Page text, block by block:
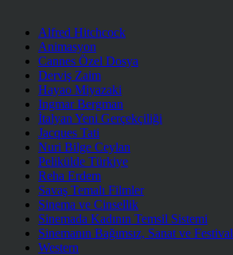
Alfred Hitchcock
Animasyon
Cannes Özel Dosya
Derviş Zaim
Hayao Miyazaki
Ingmar Bergman
İtalyan Yeni Gerçekçiliği
Jacques Tati
Nuri Bilge Ceylan
Pelikülde Türkiye
Reha Erdem
Savaş Temalı Filmler
Sinema ve Cinsellik
Sinemada Kadının Temsil Sistemi
Sinemanın Bağımsız, Sanat ve
Western